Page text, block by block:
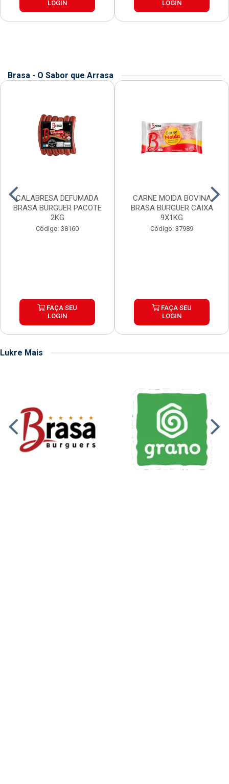
LOGIN LOGIN
Brasa - O Sabor que Arrasa
CALABRESA DEFUMADA
BRASA BURGUER PACOTE
2KG
Código: 38160
FAÇA SEU
LOGIN
CARNE MOIDA BOVINA
BRASA BURGUER CAIXA
9X1KG
Código: 37989
FAÇA SEU
LOGIN
Lukre Mais